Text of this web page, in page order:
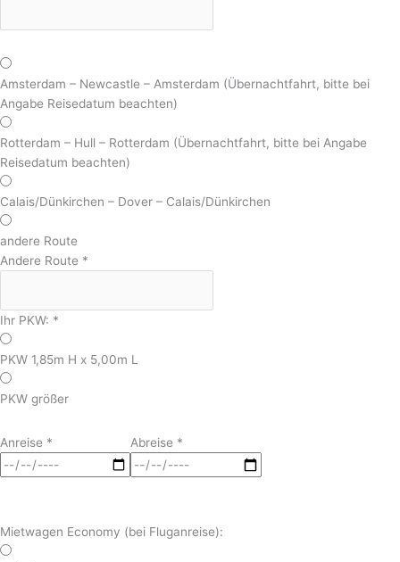
Amsterdam – Newcastle – Amsterdam (Übernachtfahrt, bitte bei
Angabe Reisedatum beachten)
Rotterdam – Hull – Rotterdam (Übernachtfahrt, bitte bei Angabe
Reisedatum beachten)
Calais/Dünkirchen – Dover – Calais/Dünkirchen
andere Route
Andere Route *
Ihr PKW: *
PKW 1,85m H x 5,00m L
PKW größer
Anreise * Abreise *
Mietwagen Economy (bei Fluganreise):